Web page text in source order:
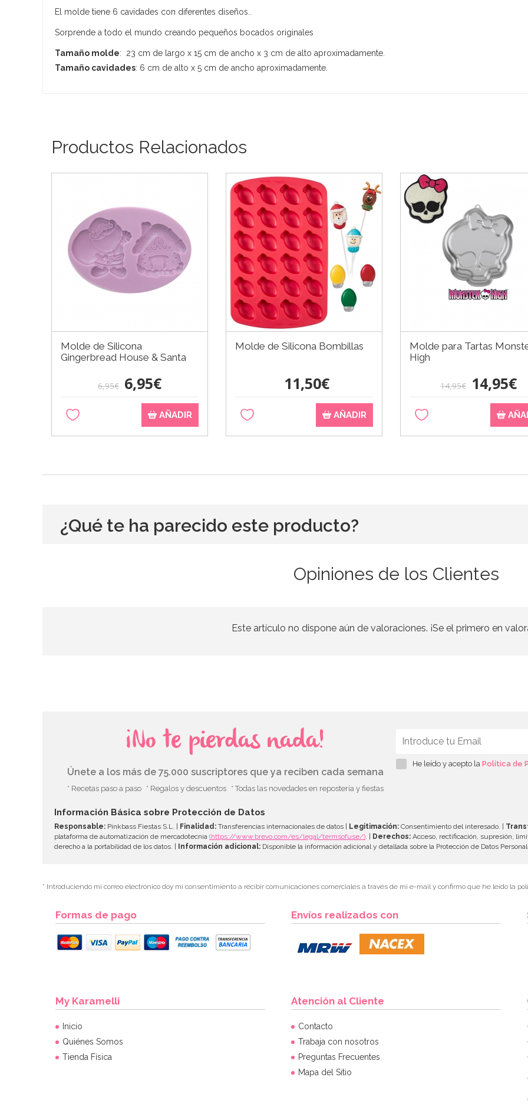
El molde tiene 6 cavidades con diferentes diseños..
Sorprende a todo el mundo creando pequeños bocados originales
Tamaño molde: 23 cm de largo x 15 cm de ancho x 3 cm de alto aproximadamente.
Tamaño cavidades: 6 cm de alto x 5 cm de ancho aproximadamente.
Productos Relacionados
Molde de Silicona
Gingerbread House & Santa
6,95€ 6,95€
AÑADIR
Molde de Silicona Bombillas
11,50€
AÑADIR
Molde para Tartas
High
14,95€ 14,95€
¿Qué te ha parecido este producto?
Opiniones de los Clientes
Este artículo no dispone aún de valoraciones. ¡Se el primero en
¡No te pierdas nada!
Únete a los más de 75.000 suscriptores que ya reciben cada semana
* Recetas paso a paso * Regalos y descuentos * Todas las novedades en repostería y fiestas
He leído y acepto la Política de
Información Básica sobre Protección de Datos
Responsable: Pinkbass Fiestas S.L. | Finalidad: Transferencias internacionales de datos | Legitimación: Consentimiento del interesado. |
plataforma de automatización de mercadotecnia (https://www.brevo.com/es/legal/termsofuse/) . | Derechos: Acceso, rectificación, supresión,
derecho a la portabilidad de los datos. | Información adicional: Disponible la información adicional y detallada sobre la Protección de Datos
* Introduciendo mi correo electrónico doy mi consentimiento a recibir comunicaciones comerciales a través de mi e-mail y confirmo que he leído la
Formas de pago Envíos realizados con
My Karamelli
Inicio
Quiénes Somos
Tienda Física
Atención al Cliente
Contacto
Trabaja con nosotros
Preguntas Frecuentes
Mapa del Sitio